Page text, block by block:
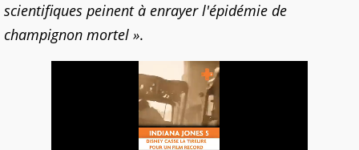
scientifiques peinent à enrayer l'épidémie de
champignon mortel ».